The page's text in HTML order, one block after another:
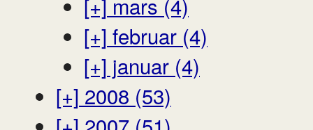
[+] februar (4)
[+] januar (4)
[+] 2008 (53)